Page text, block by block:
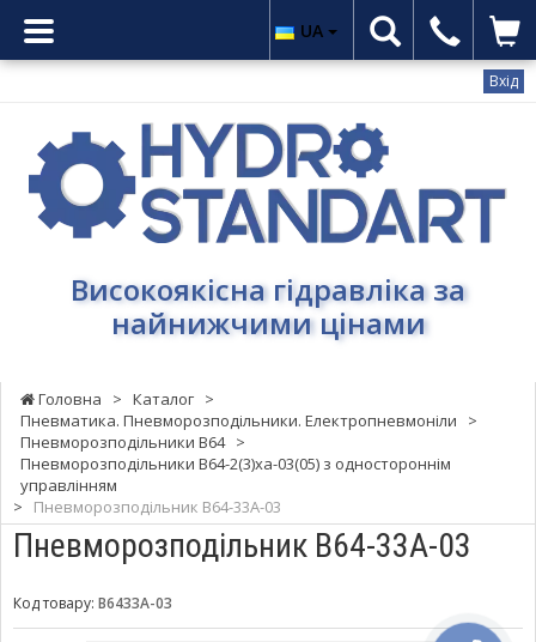
Вхід
Гідростандарт
Високоякісна
гідравліка
цінамиВисокоякісна гідравліка за
найнижчими цінами
UA
Головна > Каталог >
Пневматика. Пневморозподільники. Електропневмоніли
>
Пневморозподільники В64 >
Пневморозподільники В64-2(3)ха-03(05) з одностороннім
управлінням
>
Пневморозподільник В64-33А-03
Пневморозподільник В64-33А-03
Код товару: В6433А-03